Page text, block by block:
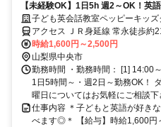
【未経験OK】1日5h 週2～OK！英
(夫)/学生も活躍中！
子ども英会話教室ペッピーキッ
アクセス ＪＲ身延線 常永徒歩約
分、ＪＲ身延線 東花輪徒歩約36
近隣教室への勤務も応相談 ※屋内
時給1,600円～2,500円
山梨県中央市
勤務時間 ・勤務時間： [1] 14:00
1日5時間～・週2日～勤務OK！
曜日についてはお気軽にご相談
仕事内容 ＊子どもと英語が好き
べます◎＊ 【給与】時給1,600円